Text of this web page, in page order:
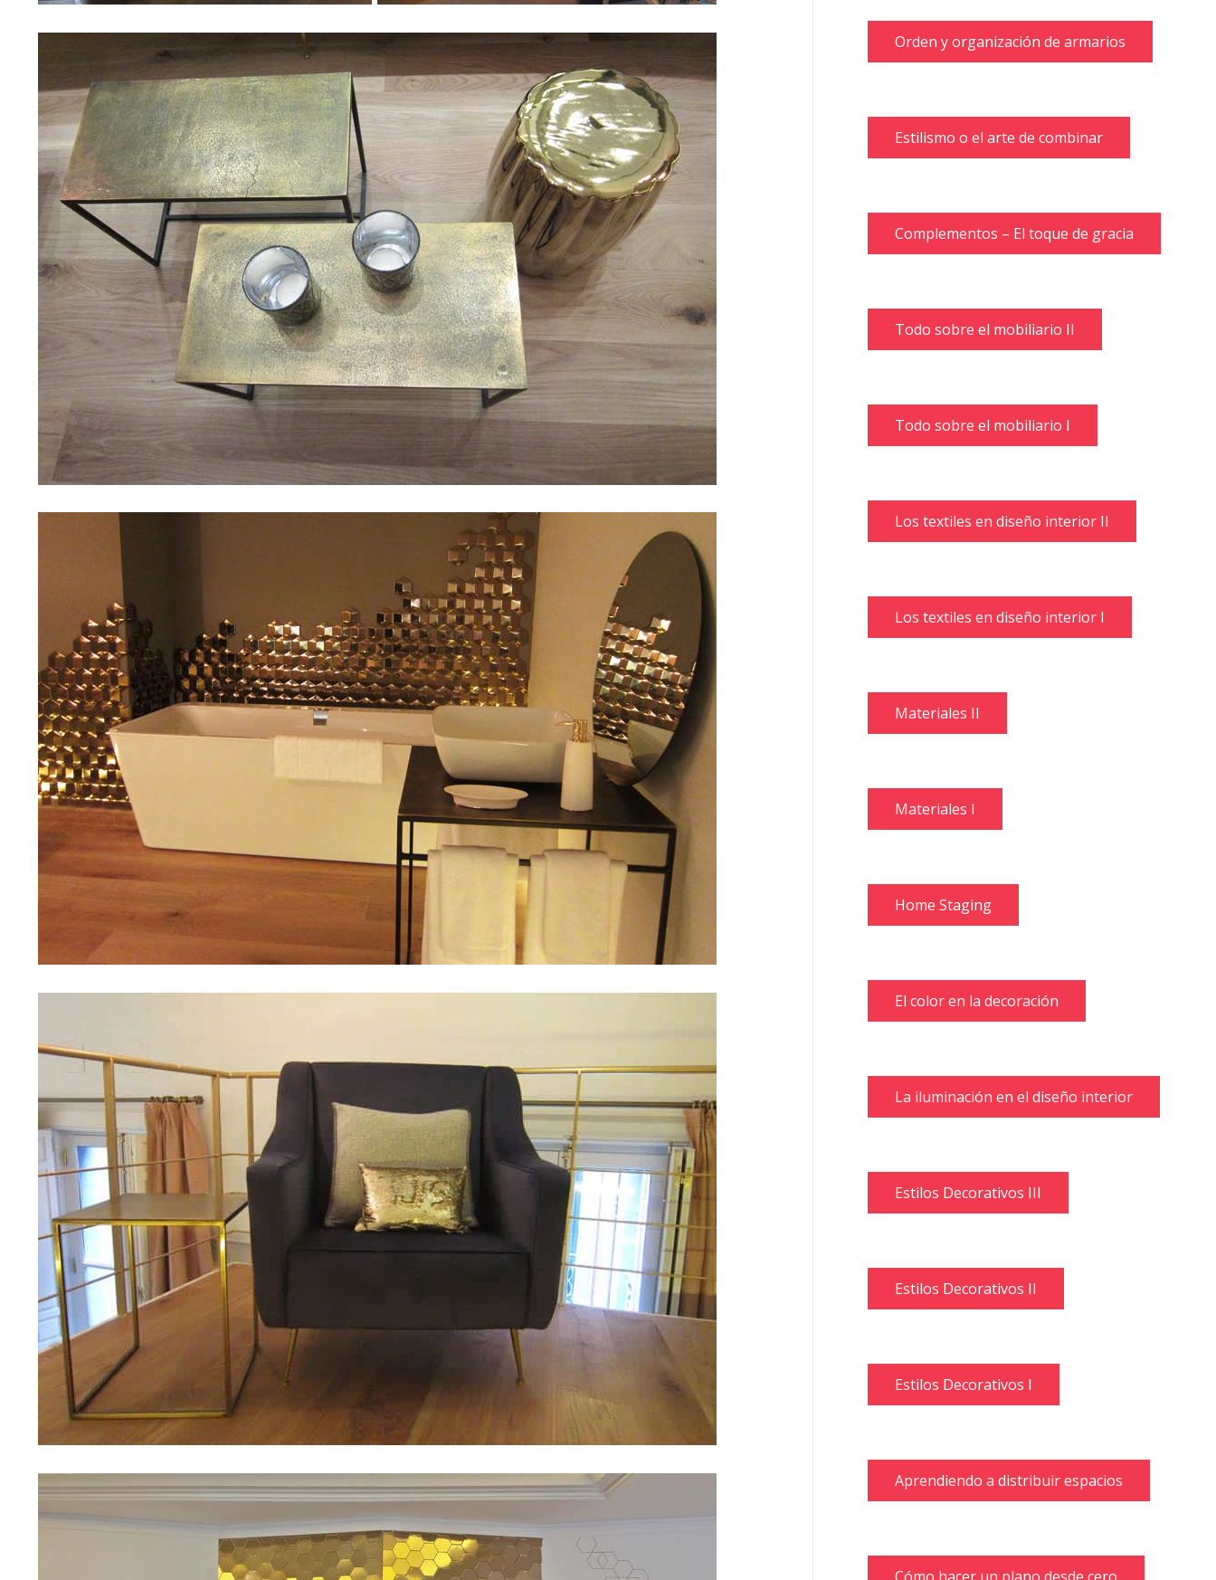
Orden y organización de armarios
Estilismo o el arte de combinar
Complementos – El toque de gracia
Todo sobre el mobiliario II
Todo sobre el mobiliario I
Los textiles en diseño interior II
Los textiles en diseño interior I
Materiales II
Materiales I
Home Staging
El color en la decoración
La iluminación en el diseño interior
Estilos Decorativos III
Estilos Decorativos II
Estilos Decorativos I
Aprendiendo a distribuir espacios